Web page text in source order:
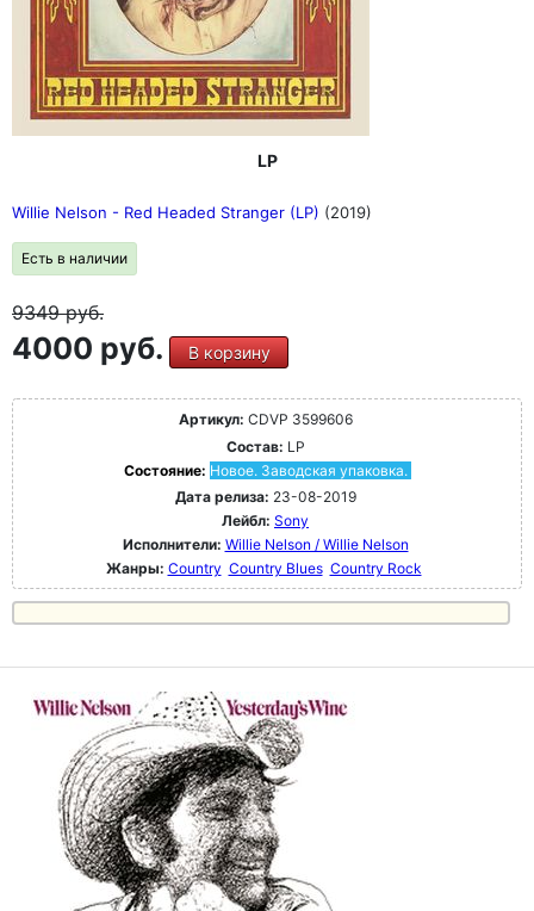
LP
Willie Nelson - Red Headed Stranger (LP) (2019)
Есть в наличии
9349руб.
4000 руб. В корзину
Артикул: CDVP 3599606
Состав: LP
Состояние: Новое. Заводская упаковка.
Дата релиза: 23-08-2019
Лейбл: Sony
Исполнители: Willie Nelson / Willie Nelson
Жанры: Country Country Blues Country Rock